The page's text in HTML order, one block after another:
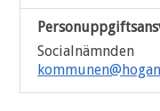
Socialnämnden